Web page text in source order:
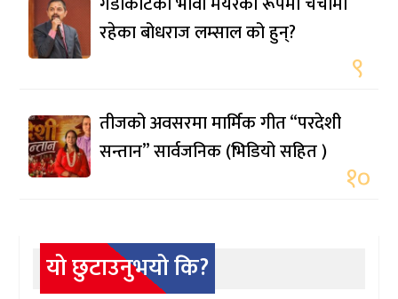
रहेका बोधराज लम्साल को हुन्?
९
तीजको अवसरमा मार्मिक गीत “परदेशी
सन्तान” सार्वजनिक (भिडियो सहित )
१०
यो छुटाउनुभयो कि?